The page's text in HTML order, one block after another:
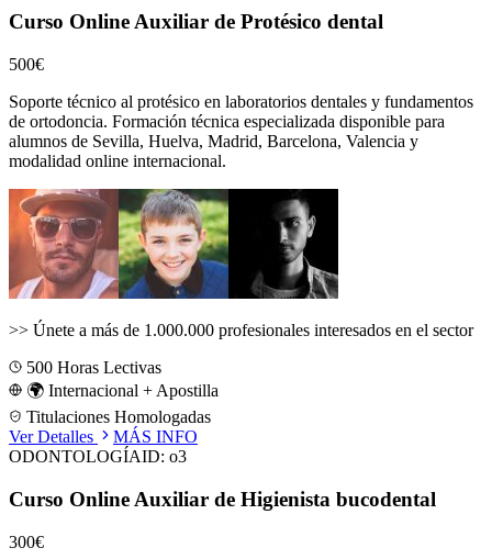
Curso Online Auxiliar de Protésico dental
500€
Soporte técnico al protésico en laboratorios dentales y fundamentos
de ortodoncia. Formación técnica especializada disponible para
alumnos de Sevilla, Huelva, Madrid, Barcelona, Valencia y
modalidad online internacional.
>> Únete a más de 1.000.000 profesionales interesados en el sector
500 Horas Lectivas
🌍 Internacional + Apostilla
Titulaciones Homologadas
Ver Detalles
MÁS INFO
ODONTOLOGÍAID: o3
Curso Online Auxiliar de Higienista bucodental
300€